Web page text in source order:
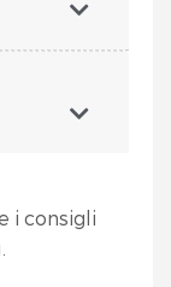
i consigli